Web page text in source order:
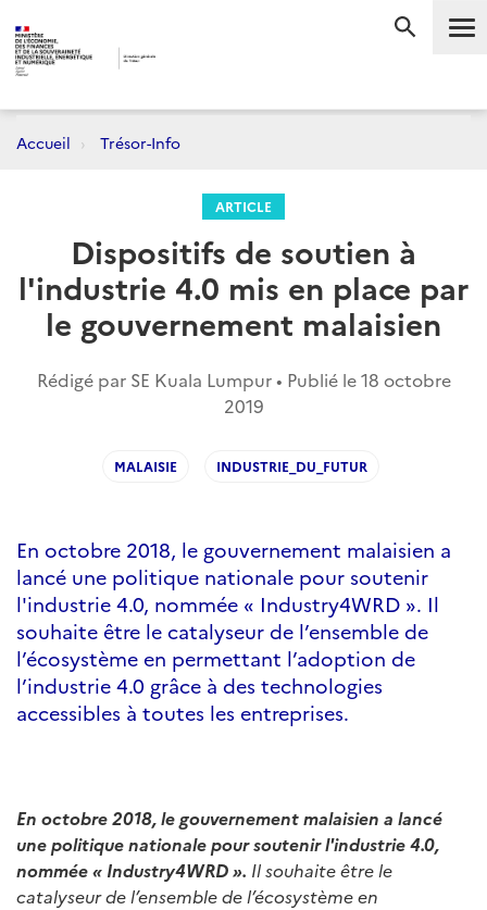
Accueil Trésor-Info
ARTICLE
Dispositifs de soutien à
l'industrie 4.0 mis en place par
le gouvernement malaisien
Rédigé par SE Kuala Lumpur • Publié le18 octobre
2019
MALAISIE INDUSTRIE_DU_FUTUR
En octobre 2018, le gouvernement malaisien a
lancé une politique nationale pour soutenir
l'industrie 4.0, nommée « Industry4WRD ». Il
souhaite être le catalyseur de l’ensemble de
l’écosystème en permettant l’adoption de
l’industrie 4.0 grâce à des technologies
accessibles à toutes les entreprises.
En octobre 2018, le gouvernement malaisien a lancé
une politique nationale pour soutenir l'industrie 4.0,
nommée « Industry4WRD ». Il souhaite être le
catalyseur de l’ensemble de l’écosystème en